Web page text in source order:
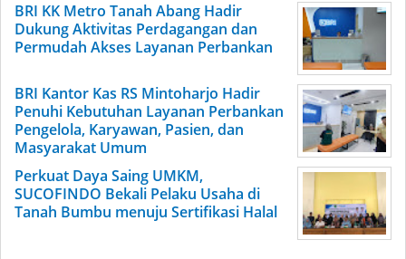
BRI KK Metro Tanah Abang Hadir
Dukung Aktivitas Perdagangan dan
Permudah Akses Layanan Perbankan
BRI Kantor Kas RS Mintoharjo Hadir
Penuhi Kebutuhan Layanan Perbankan
Pengelola, Karyawan, Pasien, dan
Masyarakat Umum
Perkuat Daya Saing UMKM,
SUCOFINDO Bekali Pelaku Usaha di
Tanah Bumbu menuju Sertifikasi Halal